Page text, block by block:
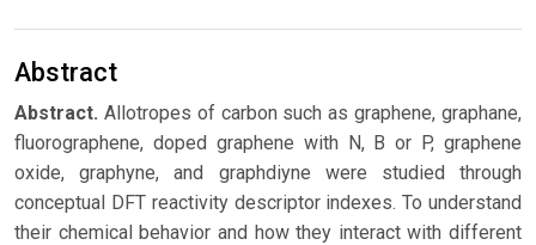
Abstract
Abstract. Allotropes of carbon such as graphene, graphane,
fluorographene, doped graphene with N, B or P, graphene
oxide, graphyne, and graphdiyne were studied through
conceptual DFT reactivity descriptor indexes. To understand
their chemical behavior and how they interact with different